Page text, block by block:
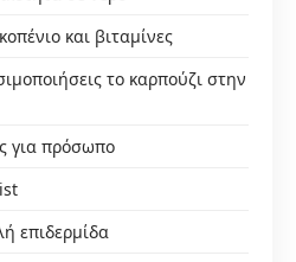
και βιταμίνες
το καρπούζι στην
για πρόσωπο
επιδερμίδα